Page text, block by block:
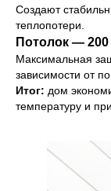
Создают
теплопотери.
Потолок —
Максимальная
зависимости от
Итог: дом
температуру и